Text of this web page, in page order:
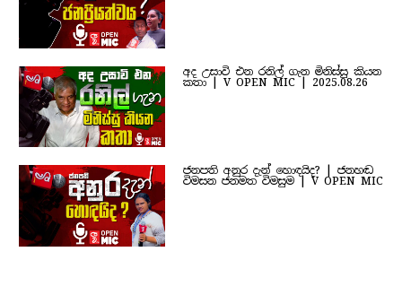
අද උසාවි එන රනිල් ගැන මිනිස්සු කියන
කතා | V OPEN MIC | 2025.08.26
ජනපති අනුර දැන් හොඳයිද? | ජනහඬ
විමසන ජනමත විමසුම | V OPEN MIC